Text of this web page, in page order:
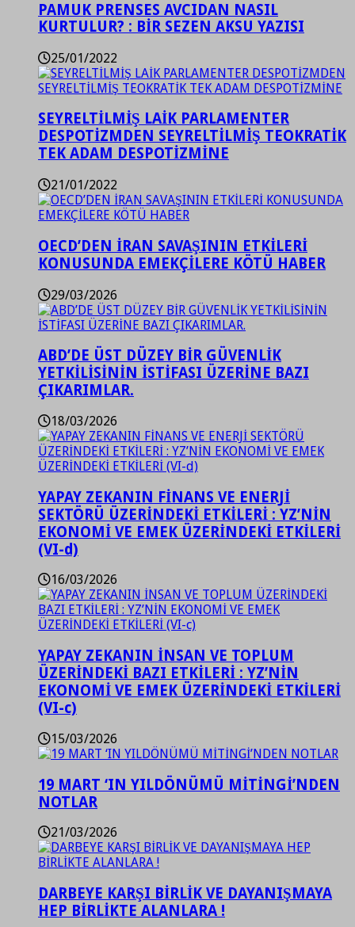
PAMUK PRENSES AVCIDAN NASIL
KURTULUR? : BİR SEZEN AKSU YAZISI
25/01/2022
SEYRELTİLMİŞ LAİK PARLAMENTER
DESPOTİZMDEN SEYRELTİLMİŞ TEOKRATİK
TEK ADAM DESPOTİZMİNE
21/01/2022
OECD’DEN İRAN SAVAŞININ ETKİLERİ
KONUSUNDA EMEKÇİLERE KÖTÜ HABER
29/03/2026
ABD’DE ÜST DÜZEY BİR GÜVENLİK
YETKİLİSİNİN İSTİFASI ÜZERİNE BAZI
ÇIKARIMLAR.
18/03/2026
YAPAY ZEKANIN FİNANS VE ENERJİ
SEKTÖRÜ ÜZERİNDEKİ ETKİLERİ : YZ’NİN
EKONOMİ VE EMEK ÜZERİNDEKİ ETKİLERİ
(VI-d)
16/03/2026
YAPAY ZEKANIN İNSAN VE TOPLUM
ÜZERİNDEKİ BAZI ETKİLERİ : YZ’NİN
EKONOMİ VE EMEK ÜZERİNDEKİ ETKİLERİ
(VI-c)
15/03/2026
19 MART ‘IN YILDÖNÜMÜ MİTİNGİ’NDEN
NOTLAR
21/03/2026
DARBEYE KARŞI BİRLİK VE DAYANIŞMAYA
HEP BİRLİKTE ALANLARA !